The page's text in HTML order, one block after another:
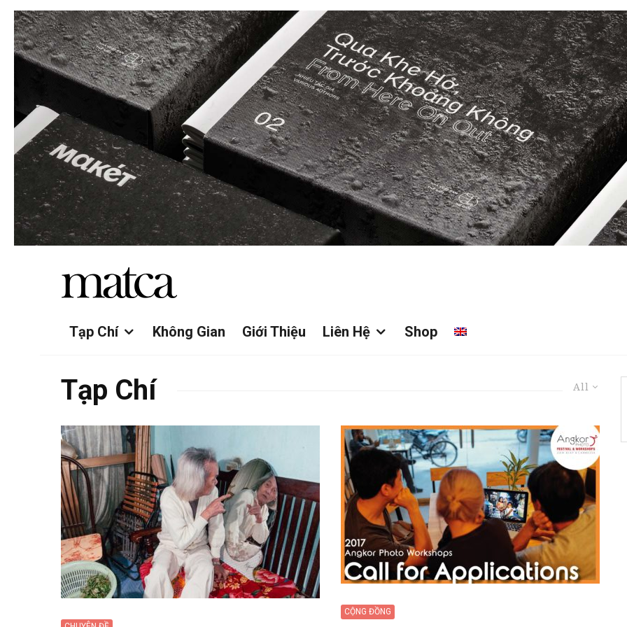
Tạp Chí Không Gian Giới Thiệu Liên Hệ Shop
All
Tạp Chí
CỘNG ĐỒNG